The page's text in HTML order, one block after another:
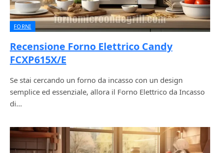
FORNI
Recensione Forno Elettrico Candy
FCXP615X/E
Se stai cercando un forno da incasso con un design
semplice ed essenziale, allora il Forno Elettrico da Incasso
di…